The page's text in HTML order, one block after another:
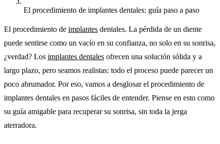
El procedimiento de implantes dentales: guía paso a paso
El procedimiento de implantes dentales. La pérdida de un diente
puede sentirse como un vacío en su confianza, no solo en su sonrisa,
¿verdad? Los implantes dentales ofrecen una solución sólida y a
largo plazo, pero seamos realistas: todo el proceso puede parecer un
poco abrumador. Por eso, vamos a desglosar el procedimiento de
implantes dentales en pasos fáciles de entender. Piense en esto como
su guía amigable para recuperar su sonrisa, sin toda la jerga
aterradora.